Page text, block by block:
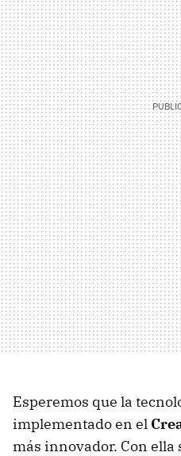
Esperemos que la
implementado en el
más innovador. Con